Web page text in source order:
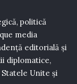
politică
media
editorială și
diplomatice,
Unite și